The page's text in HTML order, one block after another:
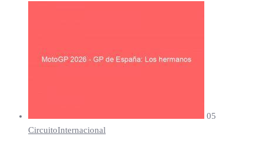
05
CircuitoInternacional